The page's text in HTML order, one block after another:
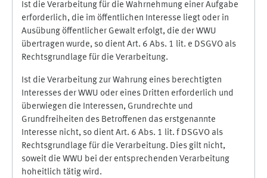
Ist die Verarbeitung für die Wahrnehmung einer Aufgabe
erforderlich, die im öffentlichen Interesse liegt oder in
Ausübung öffentlicher Gewalt erfolgt, die der WWU
übertragen wurde, so dient Art. 6 Abs. 1 lit. e DSGVO als
Rechtsgrundlage für die Verarbeitung.
Ist die Verarbeitung zur Wahrung eines berechtigten
Interesses der WWU oder eines Dritten erforderlich und
überwiegen die Interessen, Grundrechte und
Grundfreiheiten des Betroffenen das erstgenannte
Interesse nicht, so dient Art. 6 Abs. 1 lit. f DSGVO als
Rechtsgrundlage für die Verarbeitung. Dies gilt nicht,
soweit die WWU bei der entsprechenden Verarbeitung
hoheitlich tätig wird.